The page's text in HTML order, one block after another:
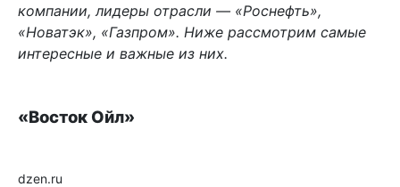
компании, лидеры отрасли — «Роснефть»,
«Новатэк», «Газпром». Ниже рассмотрим самые
интересные и важные из них.
«Восток Ойл»
dzen.ru